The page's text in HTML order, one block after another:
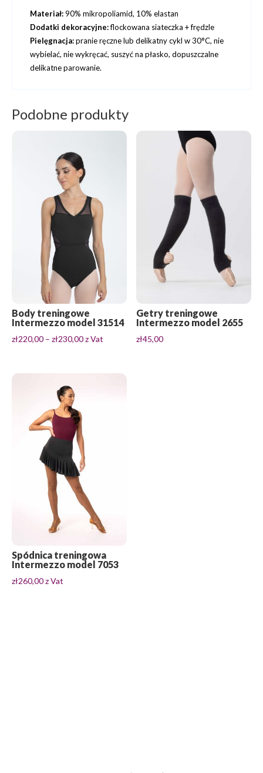
Materiał:90% mikropoliamid, 10% elastan
Dodatki dekoracyjne:flockowana siateczka + frędzle
Pielęgnacja:pranie ręczne lub delikatny cykl w 30°C, nie
wybielać, nie wykręcać, suszyć na płasko, dopuszczalne
delikatne parowanie.
Podobne produkty
Body treningowe
Intermezzo model 31514
zł220,00 – zł230,00Zakres
z Vat
Getry treningowe
Intermezzo model 2655
zł45,00
Spódnica treningowa
Intermezzo model 7053
zł260,00z Vat